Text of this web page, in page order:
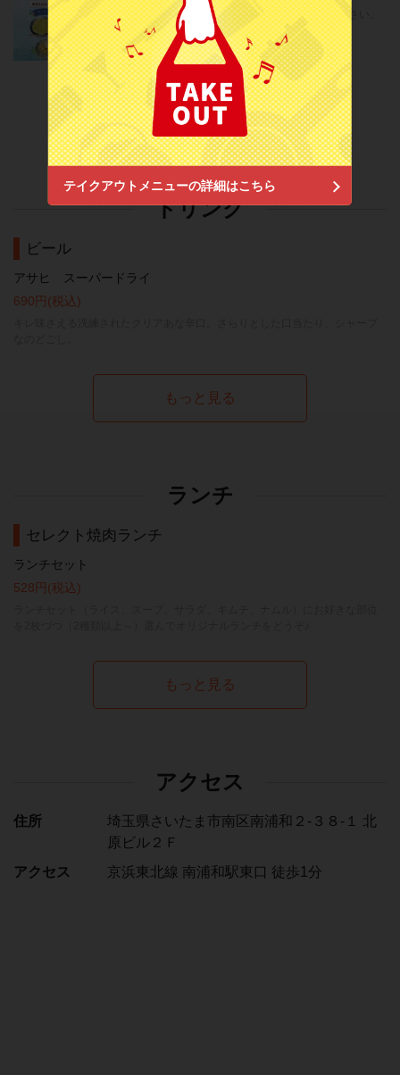
テイクアウトメニューの詳細はこちら
6/11（木） ～販売開始～ 是非、お試しください。
もっと見る
ドリンク
ビール
アサヒ スーパードライ
690円 (税込)
もっと見る
ランチ
セレクト焼肉ランチ
ランチセット
528円 (税込)
もっと見る
アクセス
住所
埼玉県さいたま市南区南浦和２-３８-１ 北
原ビル２Ｆ
アクセス
京浜東北線 南浦和駅東口 徒歩1分
https://waen-minamiurawa.owst.jp/
お店情報をコピー
閉じる